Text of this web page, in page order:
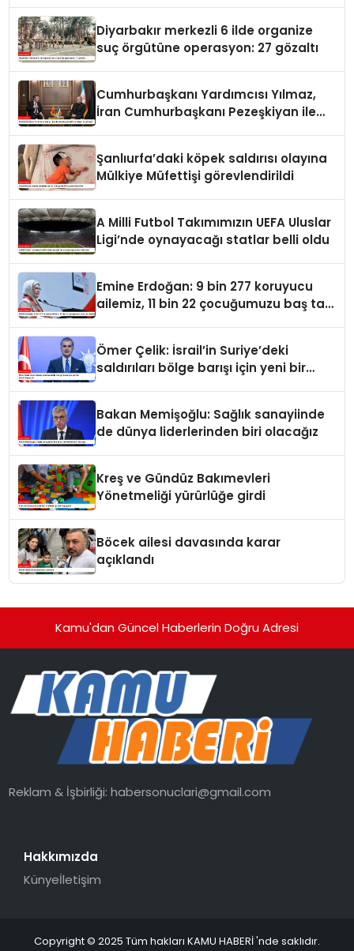
Diyarbakır merkezli 6 ilde organize
suç örgütüne operasyon: 27 gözaltı
Cumhurbaşkanı Yardımcısı Yılmaz,
İran Cumhurbaşkanı Pezeşkiyan ile
Şanlıurfa’daki köpek saldırısı olayına
Mülkiye Müfettişi görevlendirildi
A Milli Futbol Takımımızın UEFA Uluslar
Ligi’nde oynayacağı statlar belli oldu
Emine Erdoğan: 9 bin 277 koruyucu
ailemiz, 11 bin 22 çocuğumuzu baş tacı
Ömer Çelik: İsrail’in Suriye’deki
saldırıları bölge barışı için yeni bir
Bakan Memişoğlu: Sağlık sanayiinde
de dünya liderlerinden biri olacağız
Kreş ve Gündüz Bakımevleri
Yönetmeliği yürürlüğe girdi
Böcek ailesi davasında karar
açıklandı
Kamu'dan Güncel Haberlerin Doğru Adresi
Reklam & İşbirliği:habersonuclari@gmail.com
Hakkımızda
Künyeİletişim
Copyright © 2025 Tüm hakları KAMU HABERİ 'nde saklıdır.